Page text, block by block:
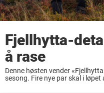
Fjellhytta-
å rase
Denne høsten vender
sesong. Fire nye par skal i